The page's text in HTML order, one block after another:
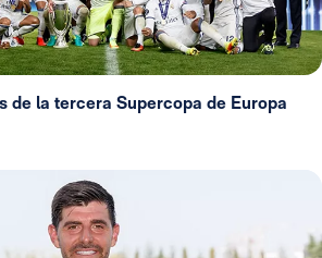
de la tercera Supercopa de Europa